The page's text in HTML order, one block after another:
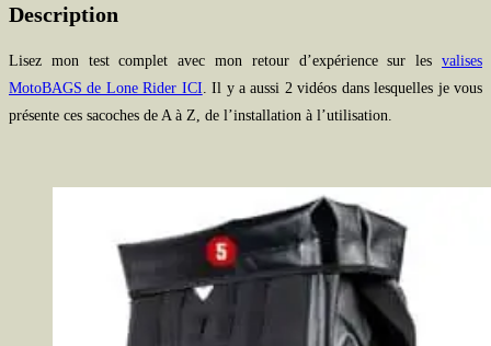
Description
Lisez mon test complet avec mon retour d’expérience sur les valises
MotoBAGS de Lone Rider ICI. Il y a aussi 2 vidéos dans lesquelles je vous
présente ces sacoches de A à Z, de l’installation à l’utilisation.